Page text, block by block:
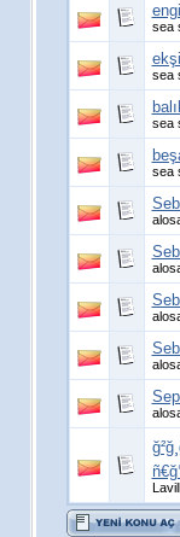
sea
sea
sea
sea